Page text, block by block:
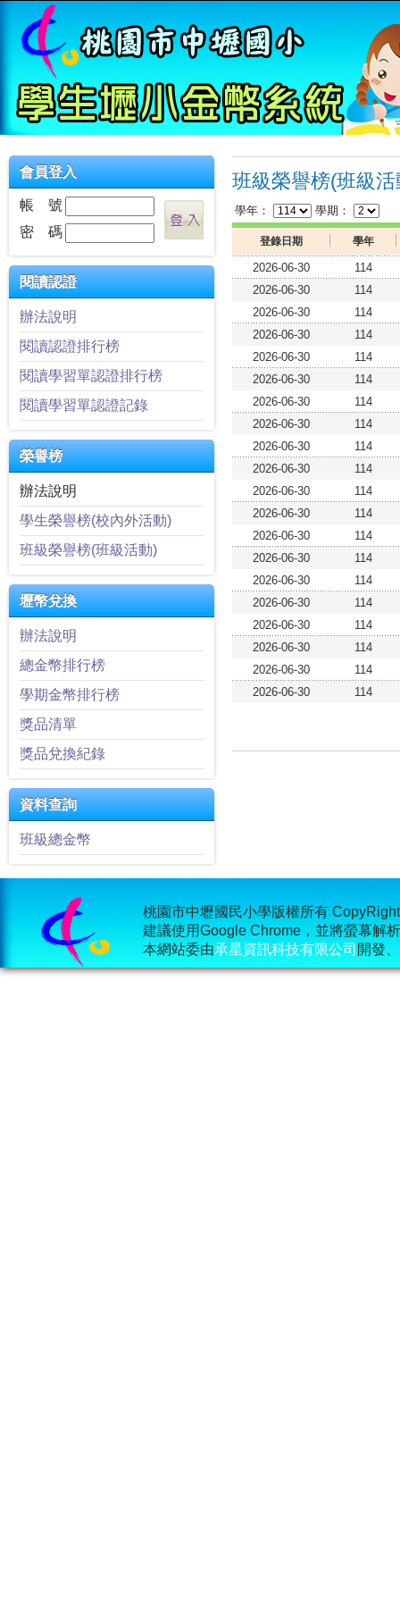
會員登入
帳 號
密 碼
閱讀認證
辦法說明
閱讀認證排行榜
閱讀學習單認證排行榜
閱讀學習單認證記錄
榮譽榜
辦法說明
學生榮譽榜(校內外活動)
班級榮譽榜(班級活動)
壢幣兌換
辦法說明
總金幣排行榜
學期金幣排行榜
獎品清單
獎品兌換紀錄
資料查詢
班級總金幣
班級榮譽榜(班級活
學年： 學期：
登錄日期 學年
2026-06-30
114
2026-06-30
114
2026-06-30
114
2026-06-30
114
2026-06-30
114
2026-06-30
114
2026-06-30
114
2026-06-30
114
2026-06-30
114
2026-06-30
114
2026-06-30
114
2026-06-30
114
2026-06-30
114
2026-06-30
114
2026-06-30
114
2026-06-30
114
2026-06-30
114
2026-06-30
114
2026-06-30
114
2026-06-30
114
桃園市中壢國民小學版權所有
建議使用Google Chrome，並將螢幕解
本網站委由承星資訊科技有限公司 開發